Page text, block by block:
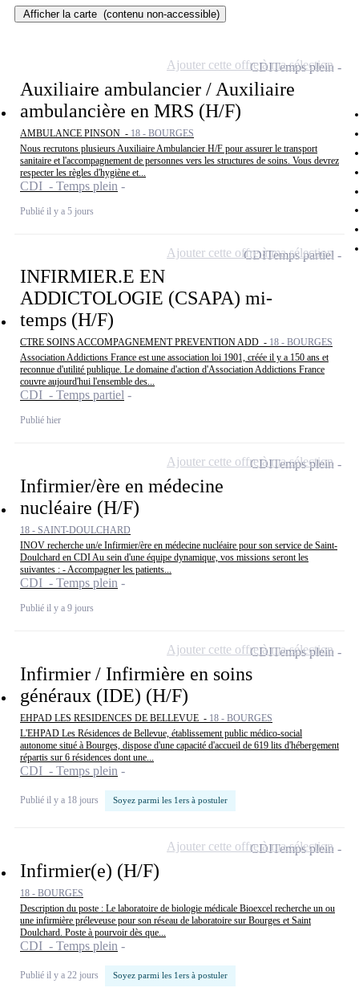
Afficher la carte (contenu non-accessible)
Auxiliaire ambulancier / Auxiliaire
ambulancière en MRS (H/F)
AMBULANCE PINSON - 18 - BOURGES
Nous recrutons plusieurs Auxiliaire Ambulancier H/F pour assurer le transport
sanitaire et l'accompagnement de personnes vers les structures de soins. Vous devrez
respecter les règles d'hygiène et...
CDI - Temps plein
Publié il y a 5 jours
CDITemps plein
Ajouter cette offre à ma sélection
INFIRMIER.E EN
ADDICTOLOGIE (CSAPA) mi-
temps (H/F)
CTRE SOINS ACCOMPAGNEMENT PREVENTION ADD - 18 - BOURGES
Association Addictions France est une association loi 1901, créée il y a 150 ans et
reconnue d'utilité publique. Le domaine d'action d'Association Addictions France
couvre aujourd'hui l'ensemble des...
CDI - Temps partiel
Publié hier
CDITemps partiel
Ajouter cette offre à ma sélection
Infirmier/ère en médecine
nucléaire (H/F)
18 - SAINT-DOULCHARD
INOV recherche un/e Infirmier/ère en médecine nucléaire pour son service de Saint-
Doulchard en CDI Au sein d'une équipe dynamique, vos missions seront les
suivantes : - Accompagner les patients...
CDI - Temps plein
Publié il y a 9 jours
CDITemps plein
Ajouter cette offre à ma sélection
Infirmier / Infirmière en soins
généraux (IDE) (H/F)
EHPAD LES RESIDENCES DE BELLEVUE - 18 - BOURGES
L'EHPAD Les Résidences de Bellevue, établissement public médico-social
autonome situé à Bourges, dispose d'une capacité d'accueil de 619 lits d'hébergement
répartis sur 6 résidences dont une...
CDI - Temps plein
Publié il y a 18 jours Soyez parmi les 1ers à postuler
CDITemps plein
Ajouter cette offre à ma sélection
Infirmier(e) (H/F)
18 - BOURGES
Description du poste : Le laboratoire de biologie médicale Bioexcel recherche un ou
une infirmière préleveuse pour son réseau de laboratoire sur Bourges et Saint
Doulchard. Poste à pourvoir dès que...
CDI - Temps plein
Publié il y a 22 jours Soyez parmi les 1ers à postuler
CDITemps plein
Ajouter cette offre à ma sélection